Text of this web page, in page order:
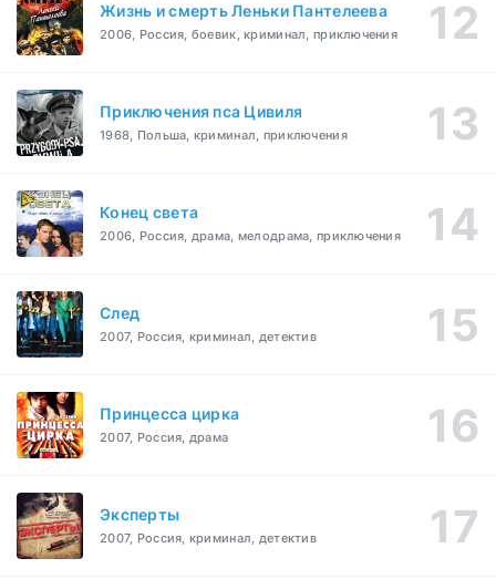
Жизнь и смерть Леньки Пантелеева
2006, Россия, боевик, криминал, приключения
Приключения пса Цивиля
1968, Польша, криминал, приключения
Конец света
2006, Россия, драма, мелодрама, приключения
След
2007, Россия, криминал, детектив
Принцесса цирка
2007, Россия, драма
Эксперты
2007, Россия, криминал, детектив